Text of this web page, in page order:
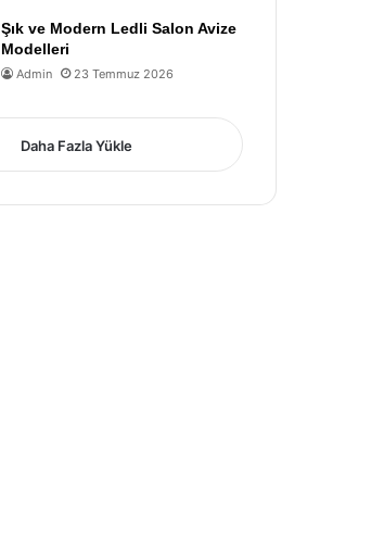
Şık ve Modern Ledli Salon Avize
Modelleri
Admin 23 Temmuz 2026
Daha Fazla Yükle